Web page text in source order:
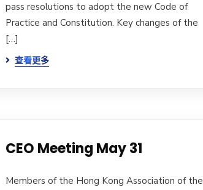
pass resolutions to adopt the new Code of
Practice and Constitution. Key changes of the
[…]
查看更多
CEO Meeting May 31
Members of the Hong Kong Association of the